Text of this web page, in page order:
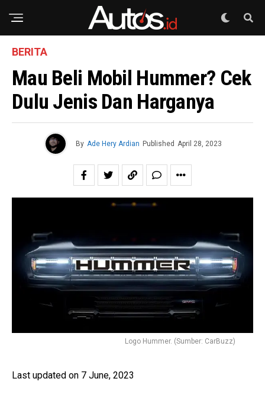
BERITA
Mau Beli Mobil Hummer? Cek
Dulu Jenis Dan Harganya
By Ade Hery Ardian Published April 28, 2023
Logo Hummer. (Sumber: CarBuzz)
Last updated on 7 June, 2023